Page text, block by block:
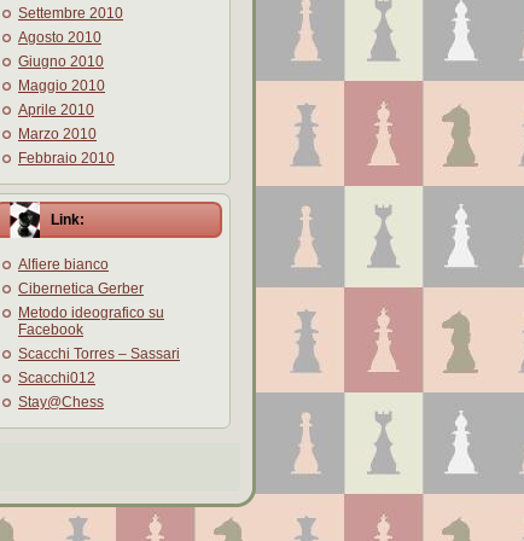
Settembre 2010
Agosto 2010
Giugno 2010
Maggio 2010
Aprile 2010
Marzo 2010
Febbraio 2010
Link:
Alfiere bianco
Cibernetica Gerber
Metodo ideografico su
Facebook
Scacchi Torres – Sassari
Scacchi012
Stay@Chess